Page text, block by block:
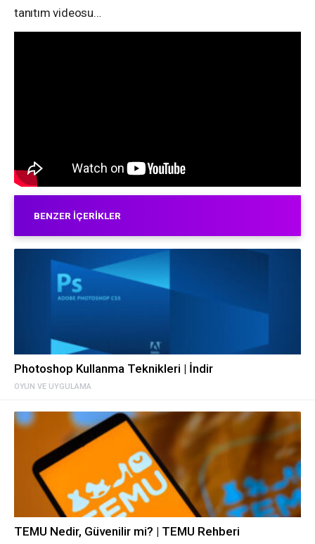
tanıtım videosu…
BENZER İÇERIKLER
OYUN VE UYGULAMA
Photoshop Kullanma Teknikleri | İndir
TEMU Nedir, Güvenilir mi? | TEMU Rehberi